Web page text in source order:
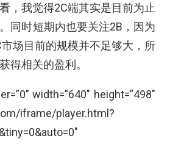
，我觉得2C端其实是目前为止
同时短期内也要关注2B，因为
场目前的规模并不足够大，所
得相关的盈利。
width=”640″ height=”498″
iframe/player.html?